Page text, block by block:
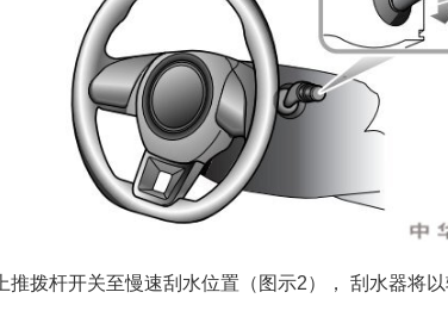
推拨杆开关至慢速刮水位置（图示2）， 刮水器将以